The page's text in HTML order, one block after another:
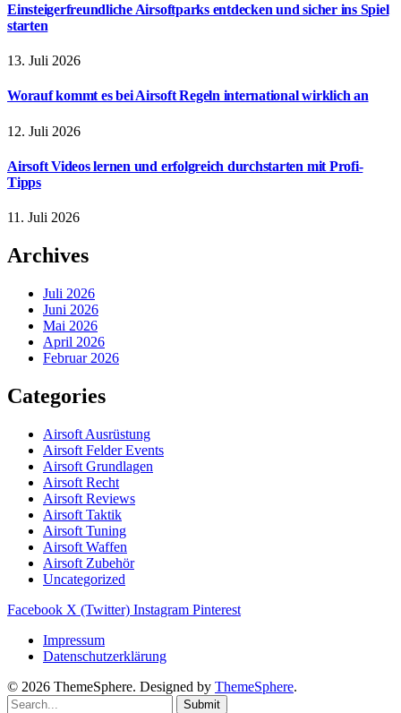
Einsteigerfreundliche Airsoftparks entdecken und sicher ins Spiel
starten
13. Juli 2026
Worauf kommt es bei Airsoft Regeln international wirklich an
12. Juli 2026
Airsoft Videos lernen und erfolgreich durchstarten mit Profi-
Tipps
11. Juli 2026
Archives
Juli 2026
Juni 2026
Mai 2026
April 2026
Februar 2026
Categories
Airsoft Ausrüstung
Airsoft Felder Events
Airsoft Grundlagen
Airsoft Recht
Airsoft Reviews
Airsoft Taktik
Airsoft Tuning
Airsoft Waffen
Airsoft Zubehör
Uncategorized
Facebook X (Twitter) Instagram Pinterest
Impressum
Datenschutzerklärung
© 2026 ThemeSphere. Designed by ThemeSphere.
Submit